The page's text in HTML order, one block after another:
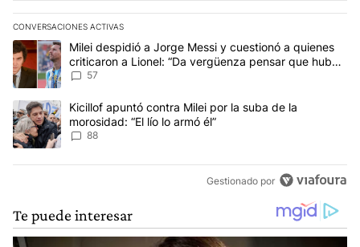
CONVERSACIONES ACTIVAS
Este listado muestra los artículos con más comentarios en los
Un artículo de tendencia con el título "Milei despidió a Jorge
Milei despidió a Jorge Messi y cuestionó a quienes
criticaron a Lionel: “Da vergüenza pensar que hubo
anti-Messi”
57
Un artículo de tendencia con el título "Kicillof apuntó contra Milei
Kicillof apuntó contra Milei por la suba de la
morosidad: “El lío lo armó él”
88
Gestionado por